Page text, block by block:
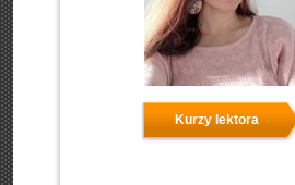
Kurzy lektora